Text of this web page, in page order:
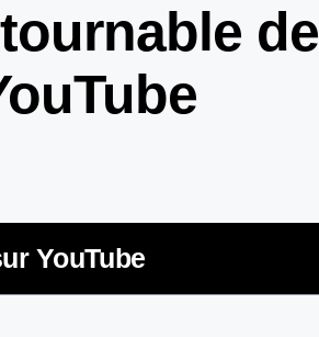
de
YouTube